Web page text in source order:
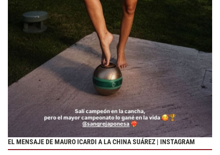
EL MENSAJE DE MAURO ICARDI A LA CHINA SUÁREZ | INSTAGRAM